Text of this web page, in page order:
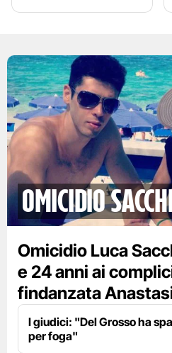
Omicidio
Omicidio Luca
e 24 anni ai
findanzata
I giudici: "Del Grosso ha
per foga"